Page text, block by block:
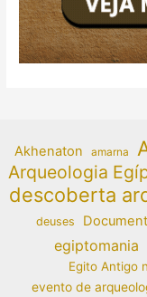
Akhenaton amarna
Arqueologia
descoberta
deuses
egiptomania
Egito Antigo
evento de